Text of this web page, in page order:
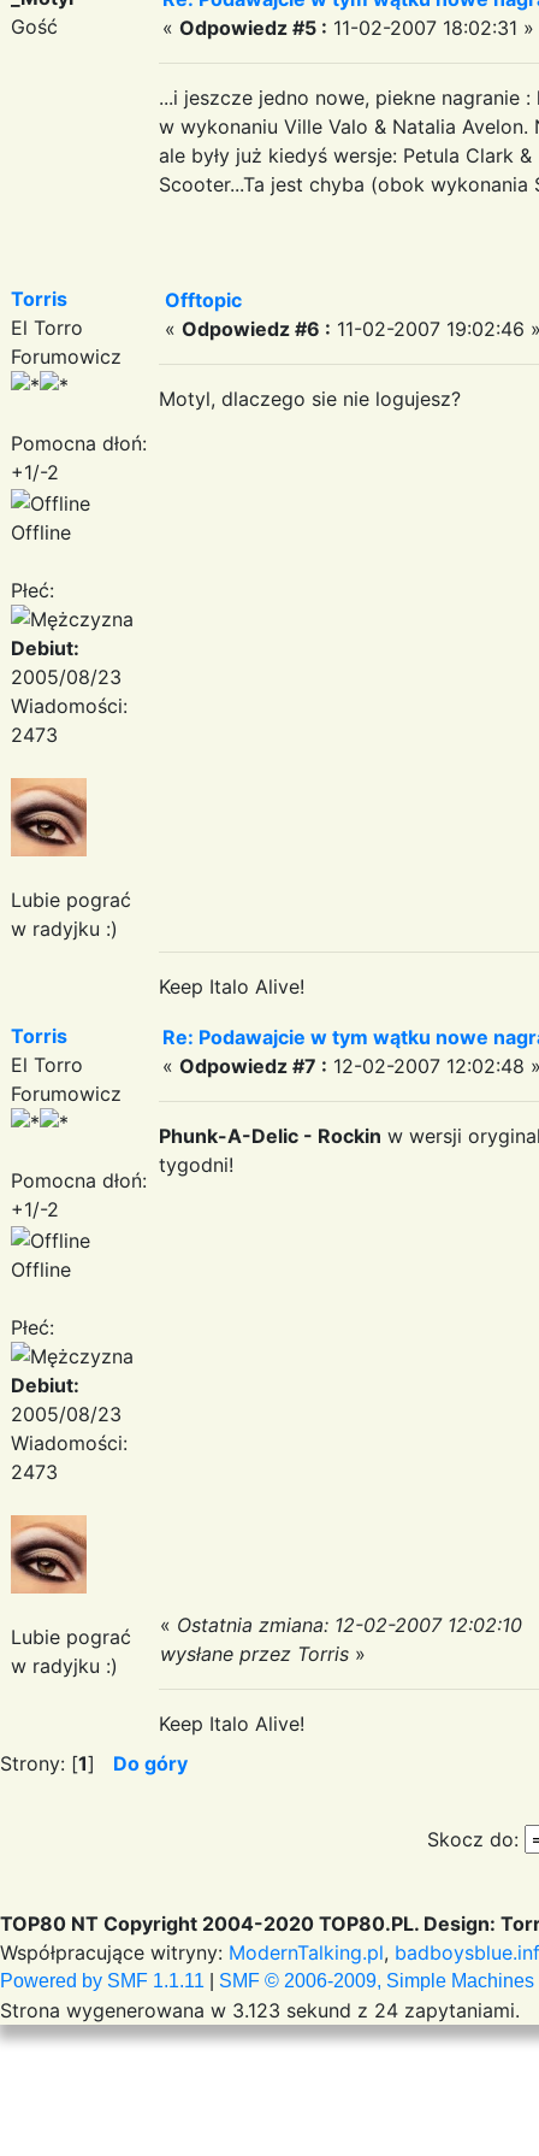
Gość
« Odpowiedz #5 : 11-02-2007 18:02:31 »
...i jeszcze jedno nowe, piekne nagranie
w wykonaniu Ville Valo & Natalia
ale były już kiedyś wersje: Petula Clark
Scooter...Ta jest chyba (obok wykonania
Torris
El Torro
Forumowicz
Pomocna dłoń:
+1/-2
Offline
Płeć:
Debiut:
2005/08/23
Wiadomości:
2473
Lubie pograć
w radyjku :)
Offtopic
« Odpowiedz #6 : 11-02-2007 19:02:46
Motyl, dlaczego sie nie logujesz?
Keep Italo Alive!
Torris
El Torro
Forumowicz
Pomocna dłoń:
+1/-2
Offline
Płeć:
Debiut:
2005/08/23
Wiadomości:
2473
Lubie pograć
w radyjku :)
Re: Podawajcie w tym wątku nowe
« Odpowiedz #7 : 12-02-2007 12:02:48
Phunk-A-Delic - Rockin w wersji
tygodni!
« Ostatnia zmiana: 12-02-2007 12:02:10
wysłane przez Torris »
Keep Italo Alive!
Strony: [1] Do góry
Skocz do:
TOP80 NT Copyright 2004-2020 TOP80.PL. Design:
Współpracujące witryny: ModernTalking.pl,
Powered by SMF 1.1.11 SMF © 2006-2009, Simple Machines
Strona wygenerowana w 3.123 sekund z 24 zapytaniami.